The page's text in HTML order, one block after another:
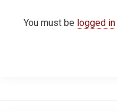
You must be logged in